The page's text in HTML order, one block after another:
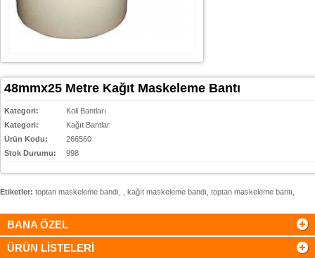
48mmx25 Metre Kağıt Maskeleme Bantı
Kategori:
Koli Bantları
Kategori:
Kağıt Bantlar
Ürün Kodu:
266560
Stok Durumu:
998
Etiketler: toptan maskeleme bandı kağıt maskeleme bandı toptan maskeleme bantı
BANA ÖZEL
ÜRÜN LİSTELERİ